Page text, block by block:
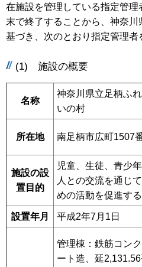
在施設を管理している指定管
末で終了することから、神奈
基づき、次のとおり指定管理者
(1) 施設の概要
名称
神奈川県立足柄ふ
いの村
所在地 南足柄市広町1507
施設の設
置目的
児童、生徒、青少
人との交流を通じ
めの活動を促進する
設置年月 平成2年7月1日
管理棟：鉄筋コンク
ート造、延